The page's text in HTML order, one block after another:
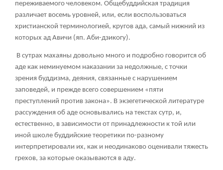
переживаемого человеком. Общебуддийская традиция
различает восемь уровней, или, если воспользоваться
христианской терминологией, кругов ада, самый нижний из
которых ад Авичи (яп. Аби-дзикогу).
В сутрах махаяны довольно много и подробно говорится об
аде как неминуемом наказании за недолжные, с точки
зрения буддизма, деяния, связанные с нарушением
заповедей, и прежде всего совершением «пяти
преступлений против закона». В экзегетической литературе
рассуждения об аде основывались на текстах сутр, и,
естественно, в зависимости от принадлежности к той или
иной школе буддийские теоретики по-разному
интерпретировали их, как и неодинаково оценивали тяжесть
грехов, за которые оказываются в аду.